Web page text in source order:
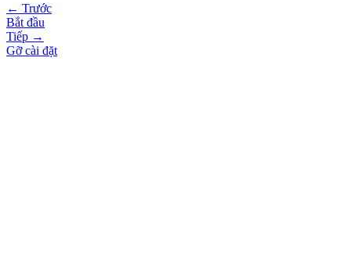
← Trước
Bắt đầu
Tiếp →
Gỡ cài đặt